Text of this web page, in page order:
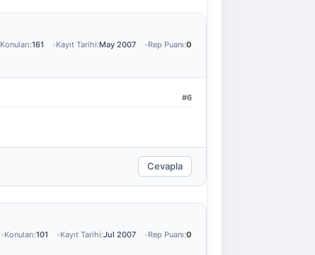
Konuları:161 Kayıt Tarihi:May 2007 Rep Puanı:0
#6
Cevapla
Konuları:101 Kayıt Tarihi:Jul 2007 Rep Puanı:0